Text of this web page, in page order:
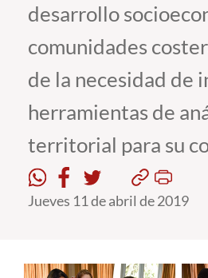
desarrollo
comunidades
de la necesidad de
herramientas de
territorial para su
Jueves 11 de abril de 2019